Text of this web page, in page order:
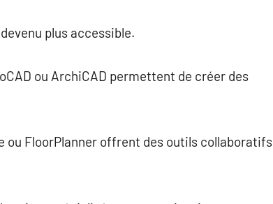
plus accessible.
ou ArchiCAD permettent de créer des
ou FloorPlanner offrent des outils collaboratifs